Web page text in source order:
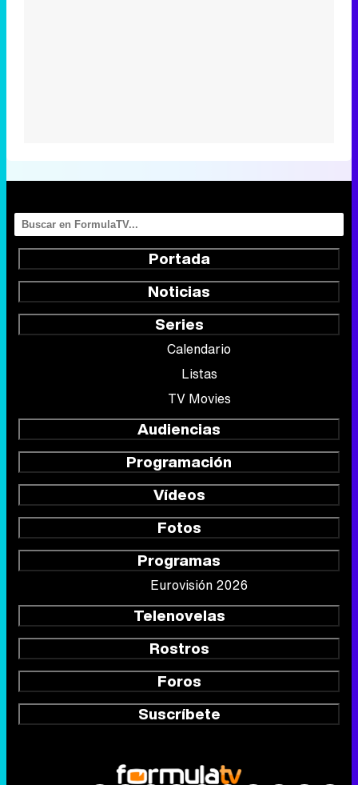
Portada
Noticias
Series
Calendario
Listas
TV Movies
Audiencias
Programación
Vídeos
Fotos
Programas
Eurovisión 2026
Telenovelas
Rostros
Foros
Suscríbete